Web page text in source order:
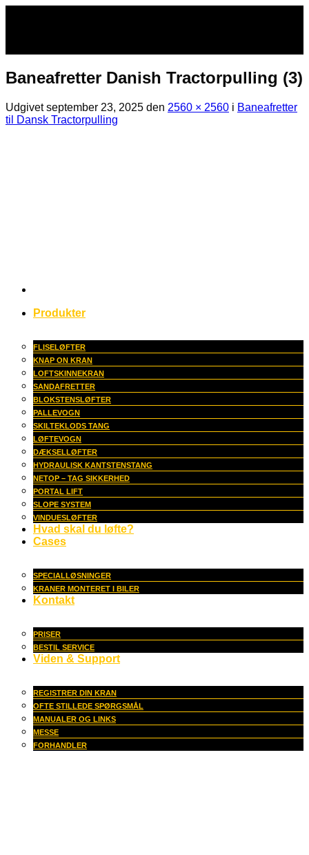
Produkter
FLISELØFTER
KNAP ON KRAN
LOFTSKINNEKRAN
SANDAFRETTER
BLOKSTENSLØFTER
PALLEVOGN
SKILTEKLODS TANG
LØFTEVOGN
DÆKSELLØFTER
HYDRAULISK KANTSTENSTANG
NETOP – TAG SIKKERHED
PORTAL LIFT
SLOPE SYSTEM
VINDUESLØFTER
Hvad skal du løfte?
Cases
SPECIALLØSNINGER
KRANER MONTERET I BILER
Kontakt
PRISER
BESTIL SERVICE
Viden & Support
REGISTRER DIN KRAN
OFTE STILLEDE SPØRGSMÅL
MANUALER OG LINKS
MESSE
FORHANDLER
Baneafretter Danish Tractorpulling (3)
Udgivetseptember 23, 2025 den 2560 × 2560 i Baneafretter
til Dansk Tractorpulling